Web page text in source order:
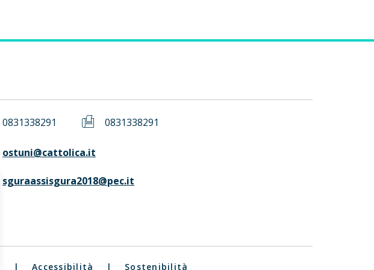
0831338291 0831338291
ostuni@cattolica.it
sguraassisgura2018@pec.it
| Accessibilità | Sostenibilità